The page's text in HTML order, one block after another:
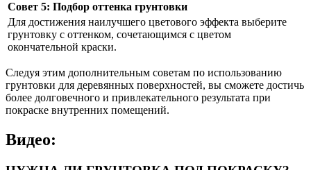
Совет 5: Подбор оттенка грунтовки
Для достижения наилучшего цветового эффекта выберите
грунтовку с оттенком, сочетающимся с цветом
окончательной краски.
Следуя этим дополнительным советам по использованию
грунтовки для деревянных поверхностей, вы сможете достичь
более долговечного и привлекательного результата при
покраске внутренних помещений.
Видео: